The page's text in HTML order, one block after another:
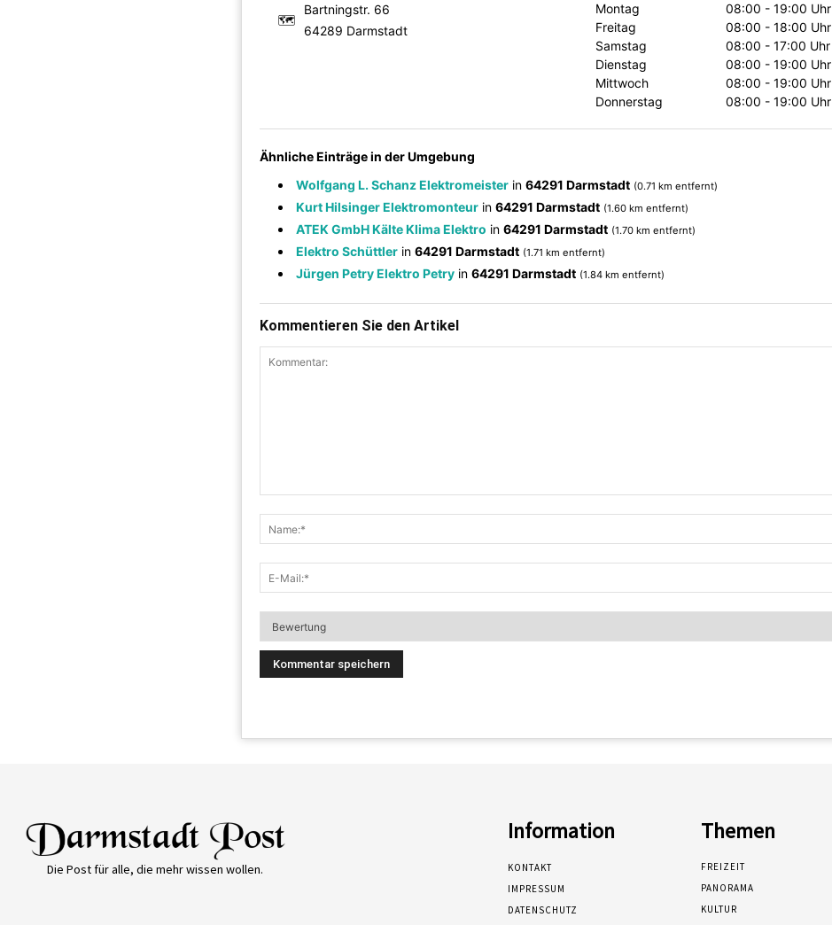
🗺
Bartningstr. 66
64289 Darmstadt
Montag
08:00 - 19:00 Uhr
Freitag
08:00 - 18:00 Uhr
Samstag
08:00 - 17:00 Uhr
Dienstag
08:00 - 19:00 Uhr
Mittwoch
08:00 - 19:00 Uhr
Donnerstag
08:00 - 19:00 Uhr
Ähnliche Einträge in der Umgebung
Wolfgang L. Schanz Elektromeister in 64291 Darmstadt (0.71 km entfernt)
Kurt Hilsinger Elektromonteur in 64291 Darmstadt (1.60 km entfernt)
ATEK GmbH Kälte Klima Elektro in 64291 Darmstadt (1.70 km entfernt)
Elektro Schüttler in 64291 Darmstadt (1.71 km entfernt)
Jürgen Petry Elektro Petry in 64291 Darmstadt (1.84 km entfernt)
Kommentieren Sie den Artikel
Die Post für alle, die mehr wissen wollen.
Information
KONTAKT
IMPRESSUM
DATENSCHUTZ
Themen
FREIZEIT
PANORAMA
KULTUR